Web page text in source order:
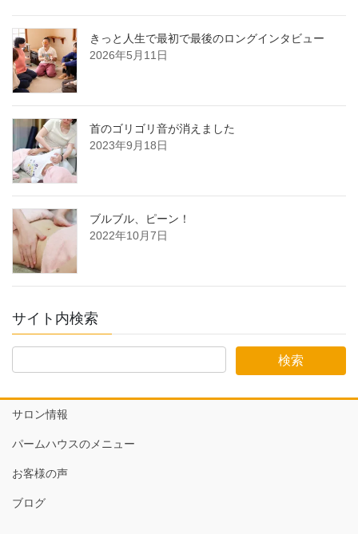
きっと人生で最初で最後のロングインタビュー
2026年5月11日
首のゴリゴリ音が消えました
2023年9月18日
ブルブル、ピーン！
2022年10月7日
サイト内検索
サロン情報
パームハウスのメニュー
お客様の声
ブログ